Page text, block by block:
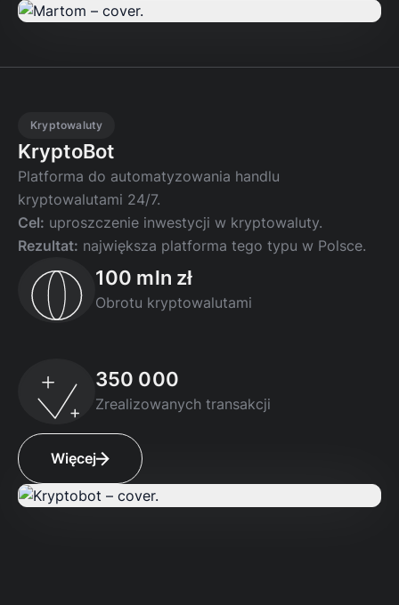
Kryptowaluty
KryptoBot
Platforma do automatyzowania handlu
kryptowalutami 24/7.
Cel: uproszczenie inwestycji w kryptowaluty.
Rezultat: największa platforma tego typu w Polsce.
100 mln zł
Obrotu kryptowalutami
350 000
Zrealizowanych transakcji
Więcej